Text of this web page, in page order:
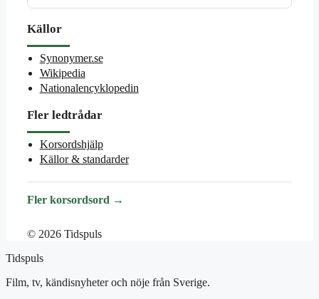
Källor
Synonymer.se
Wikipedia
Nationalencyklopedin
Fler ledtrådar
Korsordshjälp
Källor & standarder
Fler korsordsord →
© 2026 Tidspuls
Tidspuls
Film, tv, kändisnyheter och nöje från Sverige.